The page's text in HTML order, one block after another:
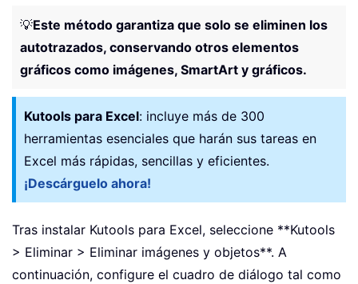
💡Este método garantiza que solo se eliminen los
autotrazados, conservando otros elementos
gráficos como imágenes, SmartArt y gráficos.
Kutools para Excel: incluye más de 300
herramientas esenciales que harán sus tareas en
Excel más rápidas, sencillas y eficientes.
¡Descárguelo ahora!
Tras instalar Kutools para Excel, seleccione **Kutools
> Eliminar > Eliminar imágenes y objetos**. A
continuación, configure el cuadro de diálogo tal como